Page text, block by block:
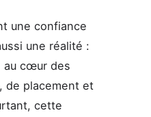
une confiance
une réalité :
au cœur des
de placement et
cette